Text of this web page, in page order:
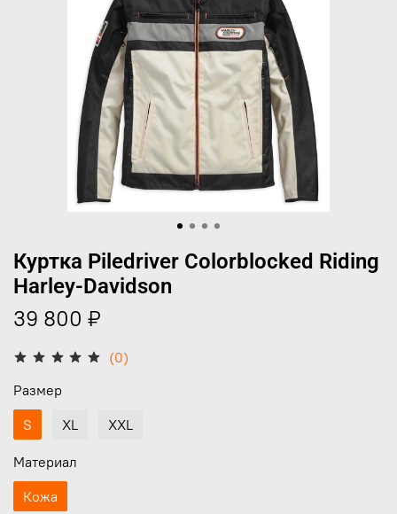
(0)
Куртка Piledriver Colorblocked Riding
Harley-Davidson
39 800 ₽
Размер
S
XL XXL
Материал
Кожа